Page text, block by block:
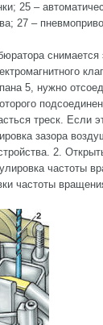
25 –
27 –
5, нужно
треск. Если
зазора
2.
частоты
частоты